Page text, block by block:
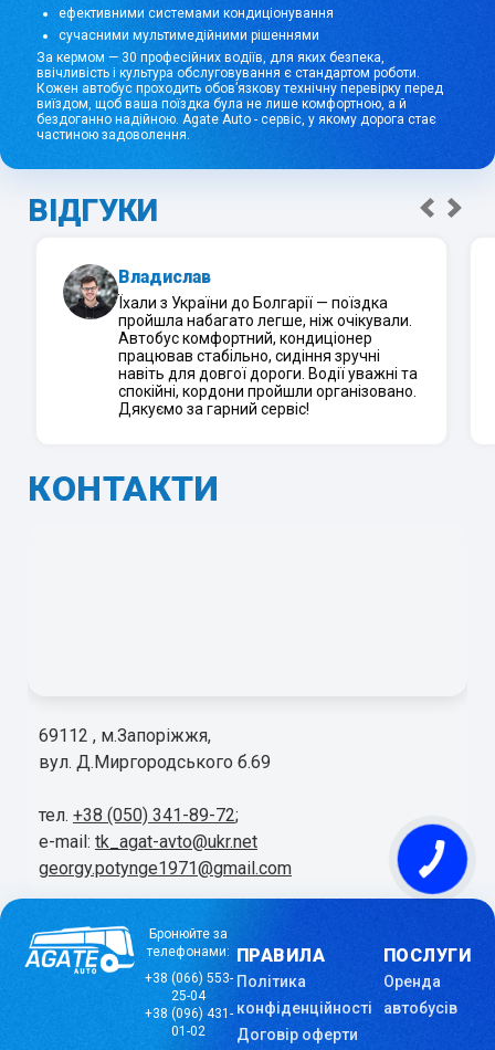
ефективними системами кондиціонування
сучасними мультимедійними рішеннями
За кермом — 30 професійних водіїв, для яких безпека,
ввічливість і культура обслуговування є стандартом роботи.
Кожен автобус проходить обов’язкову технічну перевірку перед
виїздом, щоб ваша поїздка була не лише комфортною, а й
бездоганно надійною. Agate Auto - сервіс, у якому дорога стає
частиною задоволення.
ВІДГУКИ
Владислав
Їхали з України до Болгарії — поїздка
пройшла набагато легше, ніж очікували.
Автобус комфортний, кондиціонер
працював стабільно, сидіння зручні
навіть для довгої дороги. Водії уважні та
спокійні, кордони пройшли організовано.
Дякуємо за гарний сервіс!
КОНТАКТИ
69112 , м.Запоріжжя,
вул. Д.Миргородського б.69
тел. +38 (050) 341-89-72;
e-mail: tk_agat-avto@ukr.net
georgy.potynge1971@gmail.com
ПРАВИЛА
Політика
конфіденційності
Договір оферти
ПОСЛУГИ
Оренда
автобусів
Бронюйте за
телефонами:
+38 (066) 553-
25-04
+38 (096) 431-
01-02